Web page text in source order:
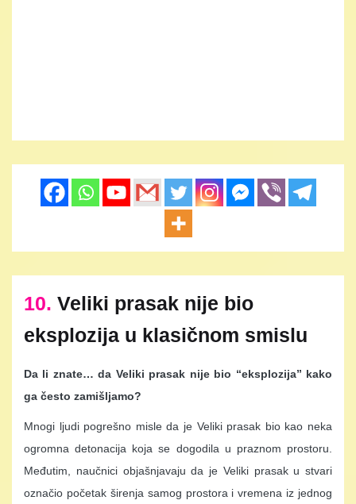
10. Veliki prasak nije bio
eksplozija u klasičnom smislu
Da li znate… da Veliki prasak nije bio “eksplozija” kako
ga često zamišljamo?
Mnogi ljudi pogrešno misle da je Veliki prasak bio kao neka
ogromna detonacija koja se dogodila u praznom prostoru.
Međutim, naučnici objašnjavaju da je Veliki prasak u stvari
označio početak širenja samog prostora i vremena iz jednog